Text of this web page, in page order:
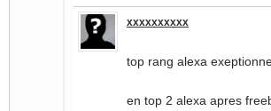
xxxxxxxxxx
top rang alexa
en top 2 alexa apres